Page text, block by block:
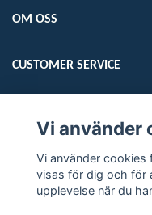
OM OSS
CUSTOMER SERVICE
Sociala medier
Vi använder
Vi använder cookies
visas för dig och för
upplevelse när du